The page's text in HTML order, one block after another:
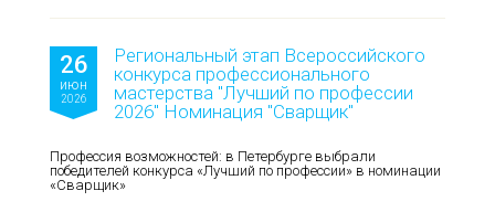
26
июн
2026
Региональный этап Всероссийского
конкурса профессионального
мастерства "Лучший по профессии
2026" Номинация "Сварщик"
Профессия возможностей: в Петербурге выбрали
победителей конкурса «Лучший по профессии» в номинации
«Сварщик»